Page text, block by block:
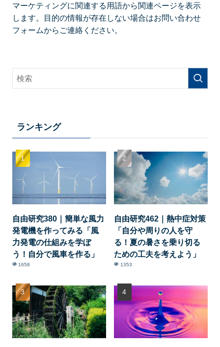
マーケティングに関連する用語から関連ページを表示
します。目的の情報が存在しない場合はお問い合わせ
フォームからご連絡ください。
ランキング
自由研究380｜簡単な風力
発電機を作ってみる「風
力発電の仕組みを学ぼ
う！自分で風車を作る」
1658
自由研究462｜熱中症対策
「自分や周りの人を守
る！夏の暑さを乗り切る
ための工夫を考えよう」
1353